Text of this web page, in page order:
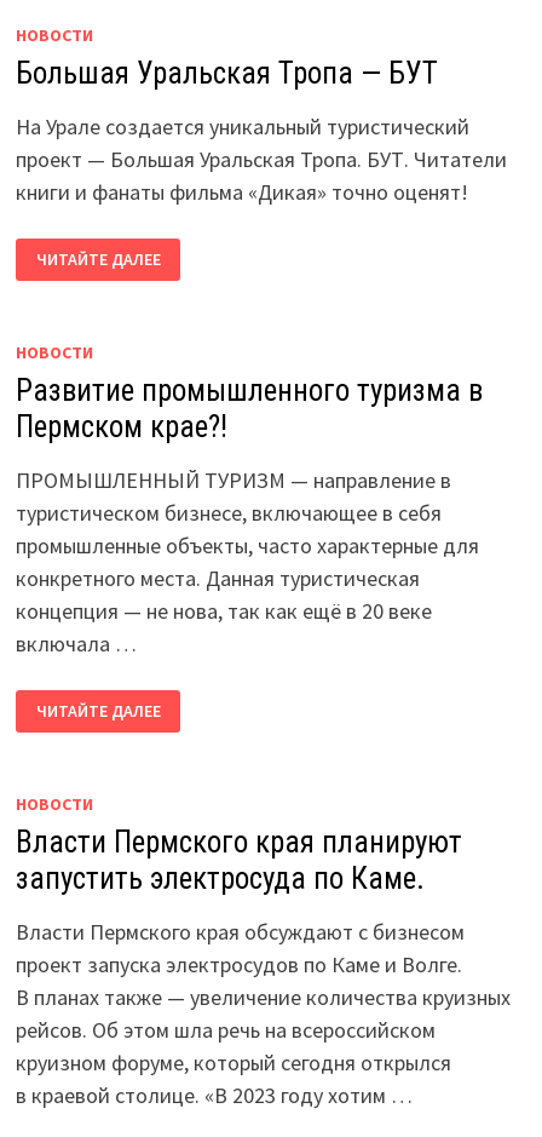
НОВОСТИ
Большая Уральская Тропа — БУТ
На Урале создается уникальный туристический
проект — Большая Уральская Тропа. БУТ. Читатели
книги и фанаты фильма «Дикая» точно оценят!
БОЛЬШАЯ
УРАЛЬСКАЯ
ТРОПА
ЧИТАЙТЕ ДАЛЕЕ
НОВОСТИ
Развитие промышленного туризма в
Пермском крае?!
ПРОМЫШЛЕННЫЙ ТУРИЗМ — направление в
туристическом бизнесе, включающее в себя
промышленные объекты, часто характерные для
конкретного места. Данная туристическая
концепция — не нова, так как ещё в 20 веке
включала …
РАЗВИТИЕ
ПРОМЫШЛЕННОГО
ТУРИЗМА
ЧИТАЙТЕ ДАЛЕЕ
НОВОСТИ
Власти Пермского края планируют
запустить электросуда по Каме.
Власти Пермского края обсуждают с бизнесом
проект запуска электросудов по Каме и Волге.
В планах также — увеличение количества круизных
рейсов. Об этом шла речь на всероссийском
круизном форуме, который сегодня открылся
в краевой столице. «В 2023 году хотим …